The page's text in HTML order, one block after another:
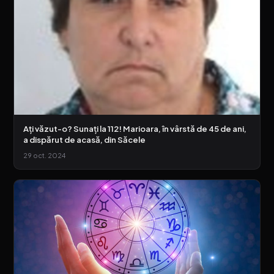
Ați văzut-o? Sunați la 112! Marioara, în vârstă de 45 de ani,
a dispărut de acasă, din Săcele
29 oct. 2024